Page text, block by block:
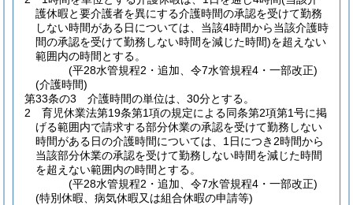
護休暇と要介護者を異にする介護時間の承認を受けて勤務
しない時間がある日については、当該4時間から当該介護時
間の承認を受けて勤務しない時間を減じた時間)を超えない
範囲内の時間とする。
(平28水管規程2・追加、令7水管規程4・一部改正)
(介護時間)
第33条の3
介護時間の単位は、30分とする。
2
育児休業法第19条第1項の規定による同条第2項第1号に掲
げる範囲内で請求する部分休業の承認を受けて勤務しない
時間がある日の介護時間については、1日につき2時間から
当該部分休業の承認を受けて勤務しない時間を減じた時間
を超えない範囲内の時間とする。
(平28水管規程2・追加、令7水管規程4・一部改正)
(特別休暇、病気休暇又は組合休暇の申請等)